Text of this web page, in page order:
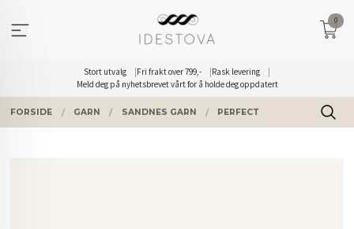
innholdet
Stort utvalg Fri frakt over 799,-
Rask levering
Meld deg på nyhetsbrevet vårt for å holde deg oppdatert
0
FORSIDE GARN SANDNES GARN PERFECT